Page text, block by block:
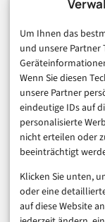
Um Ihnen das
und unsere Partner
Wenn Sie diesen
unsere Partner
eindeutige IDs auf
personalisierte
nicht erteilen oder
beeinträchtigt
Klicken Sie unten,
oder eine
auf diese Website
Consumer & Digital
Marketing
Finanzen & FinTech
Business & Karriere
Sicherheit & Recht
Digitalisierung
Marketing
Magazin
Unsere Redaktion